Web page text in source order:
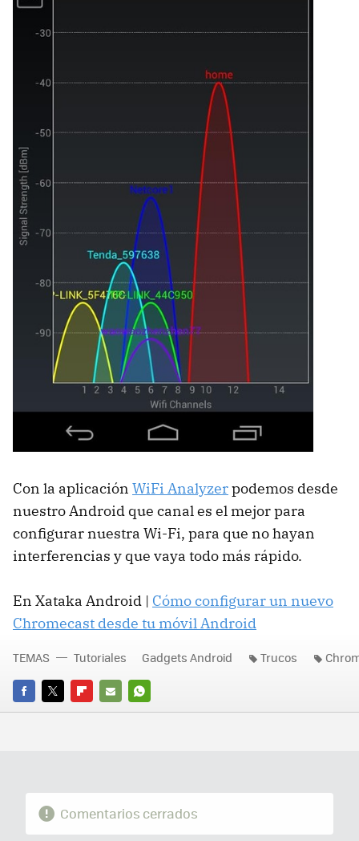
Con la aplicación WiFi Analyzerpodemos desde
nuestro Android que canal es el mejor para
configurar nuestra Wi-Fi, para que no hayan
interferencias y que vaya todo más rápido.
En Xataka Android | Cómo configurar un nuevo
Chromecast desde tu móvil Android
FACEBOOK
TWITTERFLIPBOARD
E-
WHATSAPP
TEMAS Tutoriales Gadgets Android Trucos
Comentarios cerrados